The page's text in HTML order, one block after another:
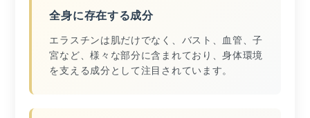
全身に存在する成分
エラスチンは肌だけでなく、バスト、血管、子
宮など、様々な部分に含まれており、身体環境
を支える成分として注目されています。